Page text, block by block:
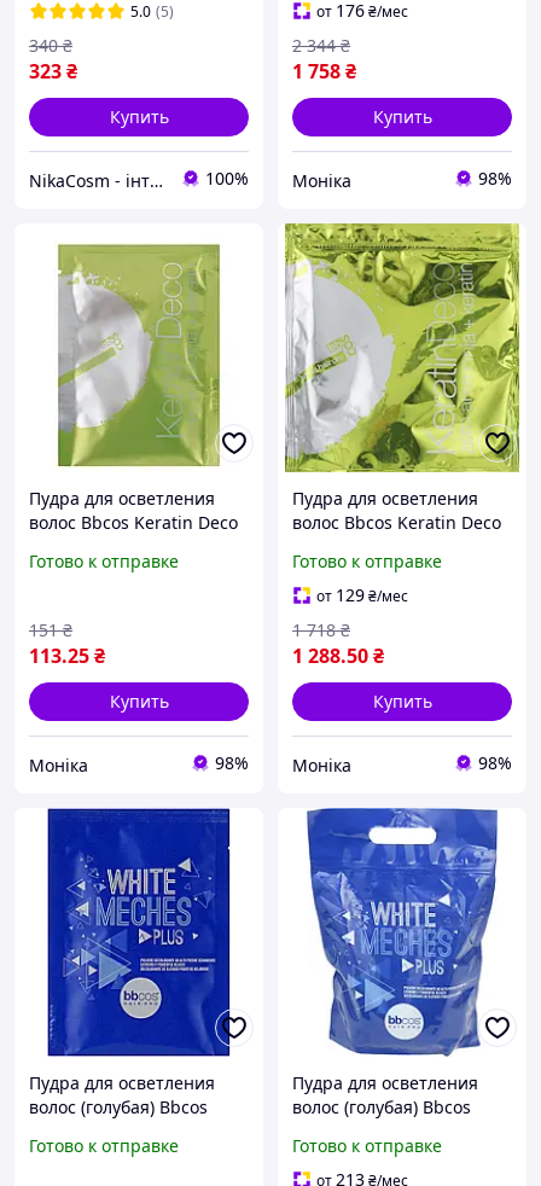
5.0 (5)
323₴
340 ₴
Купить
NikaСosm - інтернет магазин косметики 100%
от 176₴/мес
1 758₴
2 344 ₴
Купить
Моніка 98%
Пудра для осветления
волос Bbcos Keratin Deco
Готово к отправке
113.25₴
151 ₴
Купить
Моніка 98%
Пудра для осветления
волос Bbcos Keratin Deco
Готово к отправке
от 129₴/мес
1 288.50₴
1 718 ₴
Купить
Моніка 98%
Пудра для осветления
волос (голубая) Bbcos
пакетах 20 г
Готово к отправке
Пудра для осветления
волос (голубая) Bbcos
застежкой 1000 г
Готово к отправке
от213₴/мес